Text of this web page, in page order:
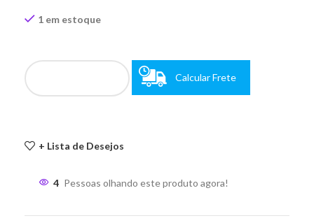
1 em estoque
Calcular Frete
+ Lista de Desejos
4 Pessoas olhando este produto agora!